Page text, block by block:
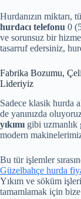
Hurdanızın miktarı,
hurdacı telefonu 0
ve sorunsuz bir
tasarruf edersiniz,
Fabrika Bozumu,
Lideriyiz
Sadece klasik hurda
de yanınızda
yıkımı gibi
modern
Bu tür işlemler
Güzelbahçe hurda
Yıkım ve söküm
tamamlamak için